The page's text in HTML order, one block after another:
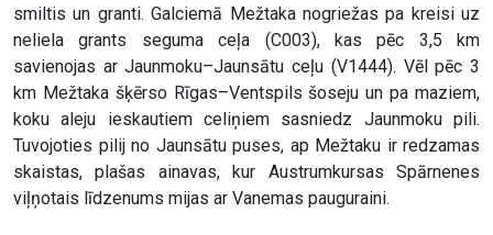
smiltis un granti. Galciemā Mežtaka nogriežas pa kreisi uz
neliela grants seguma ceļa (C003), kas pēc 3,5 km
savienojas ar Jaunmoku–Jaunsātu ceļu (V1444). Vēl pēc 3
km Mežtaka šķērso Rīgas–Ventspils šoseju un pa maziem,
koku aleju ieskautiem celiņiem sasniedz Jaunmoku pili.
Tuvojoties pilij no Jaunsātu puses, ap Mežtaku ir redzamas
skaistas, plašas ainavas, kur Austrumkursas Spārnenes
viļņotais līdzenums mijas ar Vanemas pauguraini.